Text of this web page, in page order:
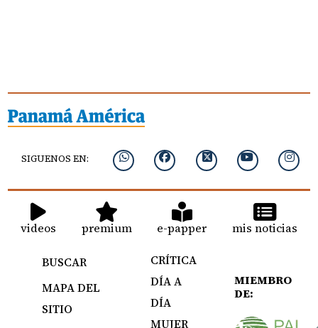
SIGUENOS EN:
videos premium e-papper mis noticias
BUSCAR
MAPA DEL
SITIO
CRÍTICA
DÍA A
DÍA
MUJER
MIEMBRO
DE: